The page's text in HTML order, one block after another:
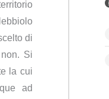
di
Si
la cui
ad